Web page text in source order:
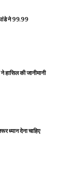
ने 99.99
हासिल की जानीमानी
ध्यान देना चाहिए